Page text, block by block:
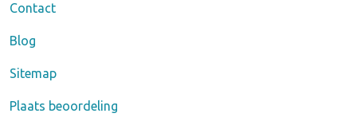
Contact
Blog
Sitemap
Plaats beoordeling